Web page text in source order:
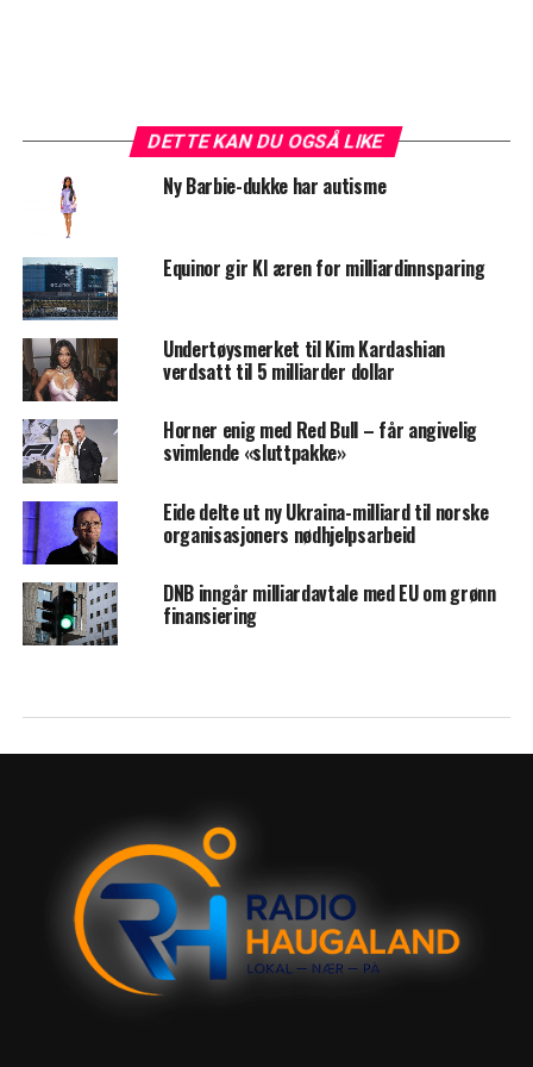
DETTE KAN DU OGSÅ LIKE
Ny Barbie-dukke har autisme
Equinor gir KI æren for milliardinnsparing
Undertøysmerket til Kim Kardashian
verdsatt til 5 milliarder dollar
Horner enig med Red Bull – får angivelig
svimlende «sluttpakke»
Eide delte ut ny Ukraina-milliard til norske
organisasjoners nødhjelpsarbeid
DNB inngår milliardavtale med EU om grønn
finansiering